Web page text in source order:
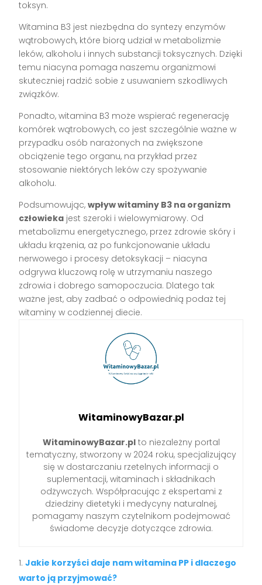
toksyn.
Witamina B3 jest niezbędna do syntezy enzymów
wątrobowych, które biorą udział w metabolizmie
leków, alkoholu i innych substancji toksycznych. Dzięki
temu niacyna pomaga naszemu organizmowi
skuteczniej radzić sobie z usuwaniem szkodliwych
związków.
Ponadto, witamina B3 może wspierać regenerację
komórek wątrobowych, co jest szczególnie ważne w
przypadku osób narażonych na zwiększone
obciążenie tego organu, na przykład przez
stosowanie niektórych leków czy spożywanie
alkoholu.
Podsumowując,wpływ witaminy B3 na organizm
człowieka jest szeroki i wielowymiarowy. Od
metabolizmu energetycznego, przez zdrowie skóry i
układu krążenia, aż po funkcjonowanie układu
nerwowego i procesy detoksykacji – niacyna
odgrywa kluczową rolę w utrzymaniu naszego
zdrowia i dobrego samopoczucia. Dlatego tak
ważne jest, aby zadbać o odpowiednią podaż tej
witaminy w codziennej diecie.
WitaminowyBazar.pl
WitaminowyBazar.plto niezależny portal
tematyczny, stworzony w 2024 roku, specjalizujący
się w dostarczaniu rzetelnych informacji o
suplementacji, witaminach i składnikach
odżywczych. Współpracując z ekspertami z
dziedziny dietetyki i medycyny naturalnej,
pomagamy naszym czytelnikom podejmować
świadome decyzje dotyczące zdrowia.
Jakie korzyści daje nam witamina PP i dlaczego
warto ją przyjmować?